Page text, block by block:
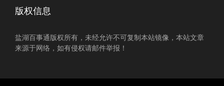
版权信息
盐湖百事通版权所有，未经允许不可复制本站镜像，本站文章
来源于网络，如有侵权请邮件举报！